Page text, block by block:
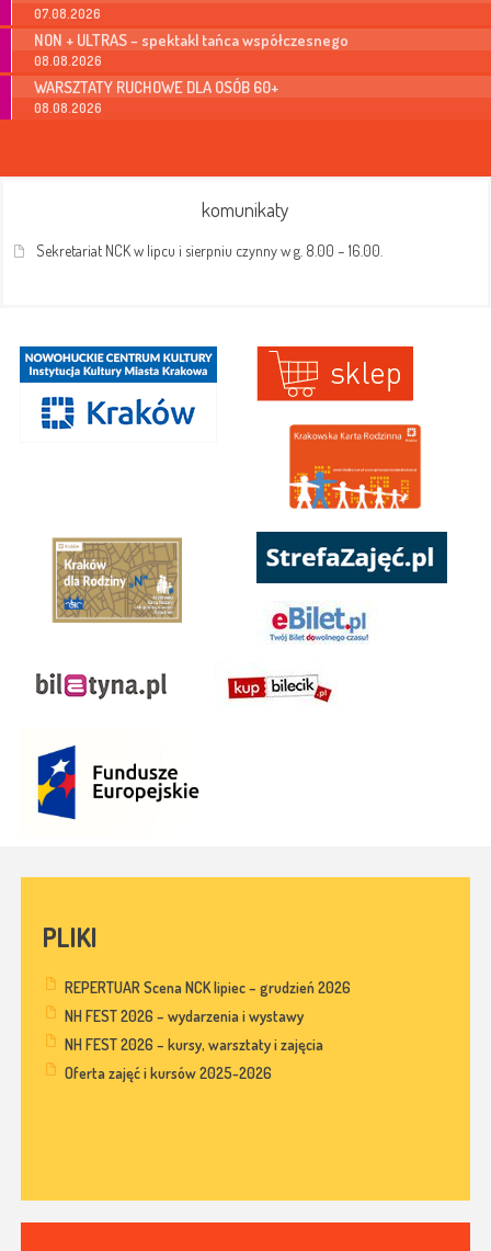
07.08.2026
NON + ULTRAS – spektakl tańca współczesnego
08.08.2026
WARSZTATY RUCHOWE DLA OSÓB 60+
08.08.2026
komunikaty
Sekretariat NCK w lipcu i sierpniu czynny w g. 8.00 – 16.00.
PLIKI
REPERTUAR Scena NCK lipiec – grudzień 2026
NH FEST 2026 – wydarzenia i wystawy
NH FEST 2026 – kursy, warsztaty i zajęcia
Oferta zajęć i kursów 2025-2026